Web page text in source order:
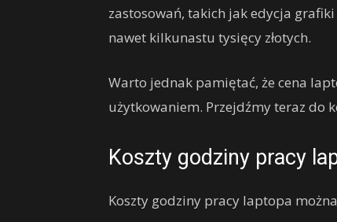
zastosowań, takich jak edycja
nawet kilkunastu tysięcy złotych.
Warto jednak pamiętać, że cena
użytkowaniem. Przejdźmy teraz do
Koszty godziny pracy
Koszty godziny pracy laptopa